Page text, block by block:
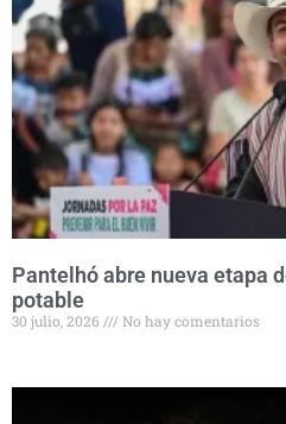
Pantelhó abre nueva etapa
potable
30 julio, 2026 No hay comentarios